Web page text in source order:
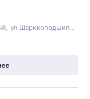
ул Шарикоподшипниковская